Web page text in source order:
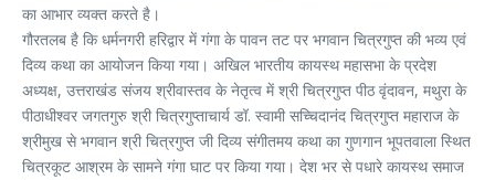
का आभार व्यक्त करते है।
गौरतलब है कि धर्मनगरी हरिद्वार में गंगा के पावन तट पर भगवान चित्रगुप्त की भव्य एवं
दिव्य कथा का आयोजन किया गया। अखिल भारतीय कायस्थ महासभा के प्रदेश
अध्यक्ष, उत्तराखंड संजय श्रीवास्तव के नेतृत्व में श्री चित्रगुप्त पीठ वृंदावन, मथुरा के
पीठाधीश्वर जगतगुरु श्री चित्रगुप्ताचार्य डॉ. स्वामी सच्चिदानंद चित्रगुप्त महाराज के
श्रीमुख से भगवान श्री चित्रगुप्त जी दिव्य संगीतमय कथा का गुणगान भूपतवाला स्थित
चित्रकूट आश्रम के सामने गंगा घाट पर किया गया। देश भर से पधारे कायस्थ समाज